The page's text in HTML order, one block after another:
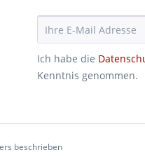
Ich habe die
Kenntnis genommen.
beschrieben